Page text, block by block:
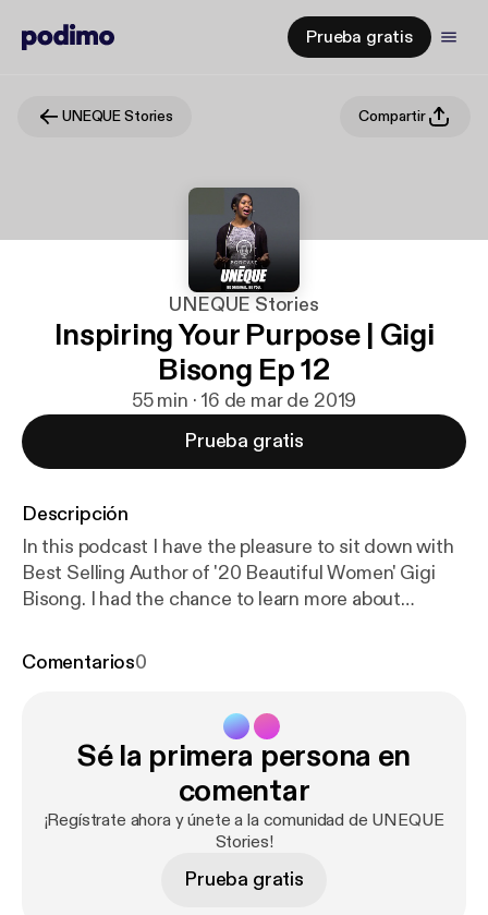
Prueba gratis
UNEQUE Stories Compartir
UNEQUE Stories
Inspiring Your Purpose | Gigi
Bisong Ep 12
55 min · 16 de mar de 2019
Prueba gratis
Descripción
In this podcast I have the pleasure to sit down with
Best Selling Author of '20 Beautiful Women' Gigi
Bisong. I had the chance to learn more about
author, and motivational speaker today. She has
Comentarios0
Sé la primera persona en
comentar
¡Regístrate ahora y únete a la comunidad de UNEQUE
Stories!
Prueba gratis